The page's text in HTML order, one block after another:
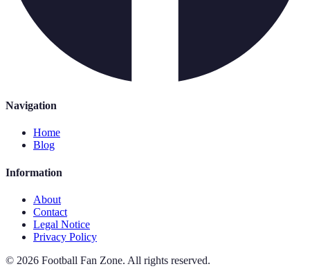
Navigation
Home
Blog
Information
About
Contact
Legal Notice
Privacy Policy
© 2026 Football Fan Zone. All rights reserved.